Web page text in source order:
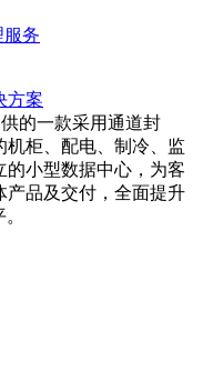
务
方案
的一款采用通道封
机柜、配电、制冷、监
的小型数据中心，为客
产品及交付，全面提升